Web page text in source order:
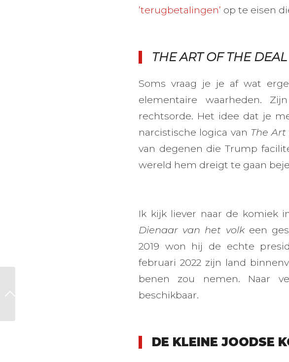
’terugbetalingen’ op te eisen
THE ART OF THE DEAL
Soms vraag je je af wat
elementaire waarheden.
rechtsorde. Het idee dat je
narcistische logica van The
van degenen die Trump
wereld hem dreigt te gaan
Ik kijk liever naar de komiek
Dienaar van het volk een
2019 won hij de echte
februari 2022 zijn land
benen zou nemen. Naar
beschikbaar.
DE KLEINE JOODSE